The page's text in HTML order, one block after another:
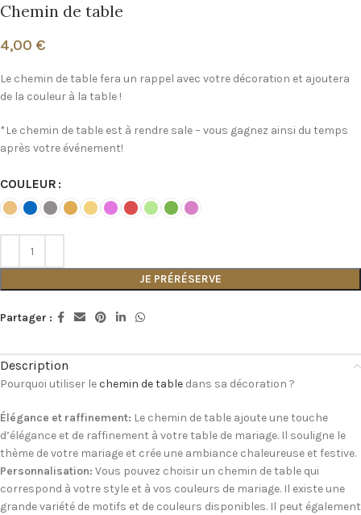
Chemin de table
4,00 €
Le chemin de table fera un rappel avec votre décoration et ajoutera
de la couleur à la table !
*Le chemin de table est à rendre sale – vous gagnez ainsi du temps
après votre événement!
COULEUR
JE PRÉRÉSERVE
Partager :
Description
Pourquoi utiliser lechemin de table dans sa décoration ?
Élégance et raffinement: Le chemin de table ajoute une touche
d’élégance et de raffinement à votre table de mariage. Il souligne le
thème de votre mariage et crée une ambiance chaleureuse et festive.
Personnalisation: Vous pouvez choisir un chemin de table qui
correspond à votre style et à vos couleurs de mariage. Il existe une
grande variété de motifs et de couleurs disponibles. Il peut également